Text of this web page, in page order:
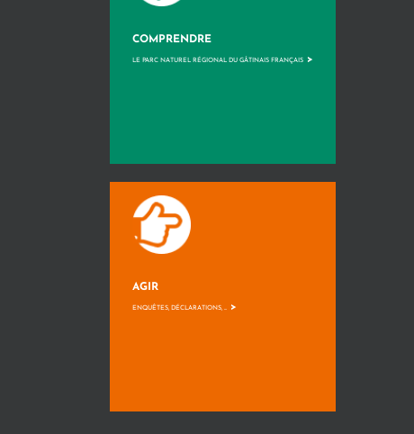
COMPRENDRE
LE PARC NATUREL RÉGIONAL DU GÂTINAIS FRANÇAIS >
AGIR
ENQUÊTES, DÉCLARATIONS, ... >